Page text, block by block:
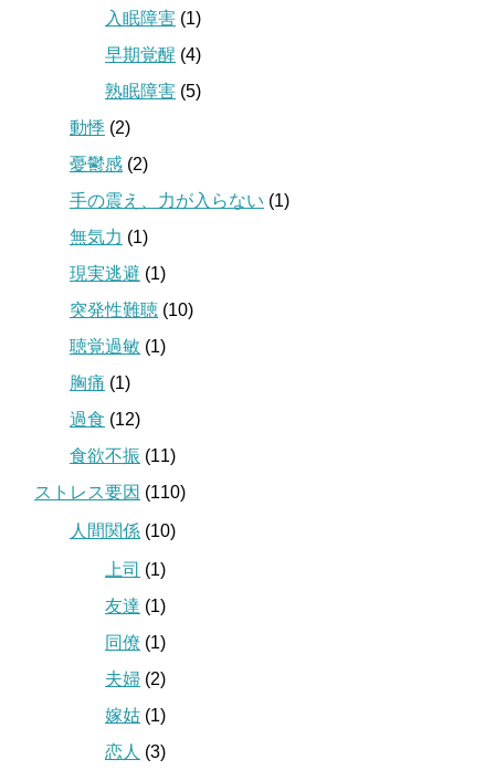
入眠障害 (1)
早期覚醒 (4)
熟眠障害 (5)
動悸 (2)
憂鬱感 (2)
手の震え、力が入らない (1)
無気力 (1)
現実逃避 (1)
突発性難聴 (10)
聴覚過敏 (1)
胸痛 (1)
過食 (12)
食欲不振 (11)
ストレス要因 (110)
人間関係 (10)
上司 (1)
友達 (1)
同僚 (1)
夫婦 (2)
嫁姑 (1)
恋人 (3)